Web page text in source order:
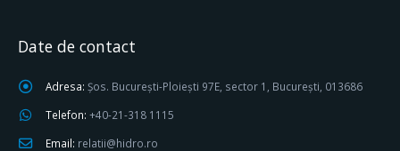
Date de contact
Adresa: Șos. București-Ploiești 97E, sector 1, București, 013686
Telefon: +40-21-318 1115
Email: relatii@hidro.ro